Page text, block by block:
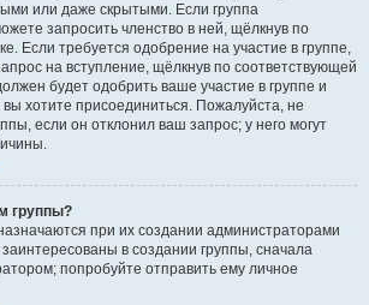
или даже скрытыми. Если группа
запросить членство в ней, щёлкнув по
Если требуется одобрение на участие в группе,
на вступление, щёлкнув по соответствующей
будет одобрить ваше участие в группе и
хотите присоединиться. Пожалуйста, не
если он отклонил ваш запрос; у него могут
группы?
при их создании администраторами
в создании группы, сначала
попробуйте отправить ему личное